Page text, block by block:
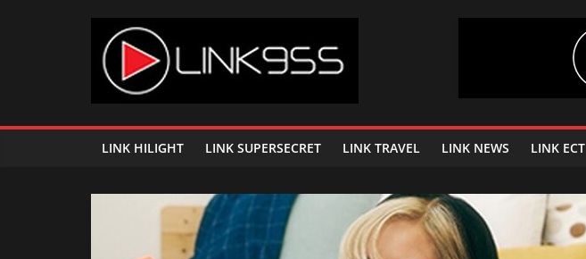
Link
95.5
คลื่น
เพลง
LINK HILIGHT LINK SUPERSECRET LINK TRAVEL LINK NEWS LINK ECT